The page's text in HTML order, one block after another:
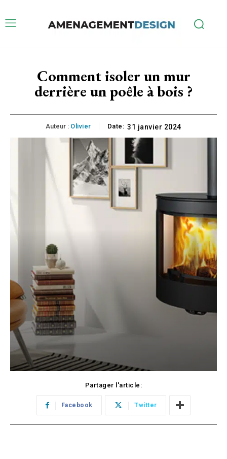
Comment isoler un mur
derrière un poêle à bois ?
Auteur : Olivier Date: 31 janvier 2024
Partager l'article:
Facebook Twitter